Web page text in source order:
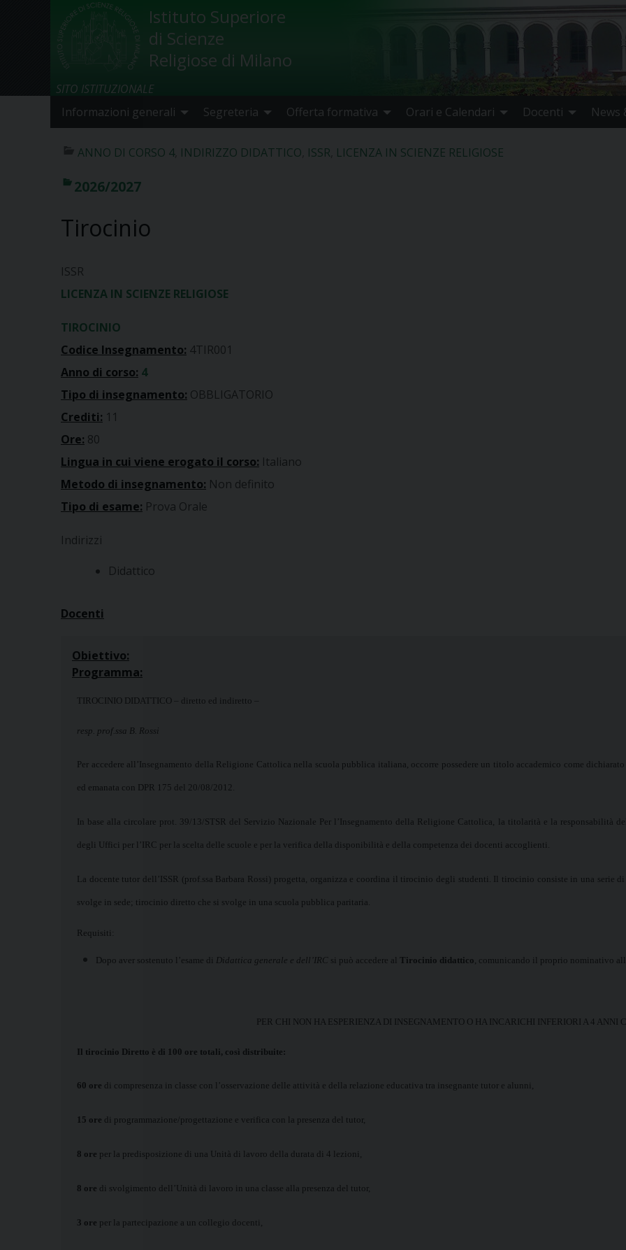
Istituto Superiore
di Scienze
Religiose di Milano
SITO ISTITUZIONALE
Informazioni generali
Segreteria Offerta formativa Orari e Calendari Docenti News
ANNO DI CORSO 4, INDIRIZZO DIDATTICO ISSR LICENZA IN SCIENZE RELIGIOSE
2026/2027
Tirocinio
ISSR
LICENZA IN SCIENZE RELIGIOSE
TIROCINIO
Codice Insegnamento: 4TIR001
Anno di corso: 4
Tipo di insegnamento: OBBLIGATORIO
Crediti: 11
Ore: 80
Lingua in cui viene erogato il corso: Italiano
Metodo di insegnamento: Non definito
Tipo di esame: Prova Orale
Indirizzi
Didattico
Docenti
Obiettivo:
Programma:
TIROCINIO DIDATTICO – diretto ed indiretto –
resp. prof.ssa B. Rossi
Per accedere all’Insegnamento della Religione Cattolica nella scuola pubblica italiana, occorre possedere un titolo accademico come
ed emanata con DPR 175 del 20/08/2012.
In base alla circolare prot. 39/13/STSR del Servizio Nazionale Per l’Insegnamento della Religione Cattolica, la titolarità e la responsabilità
degli Uffici per l’IRC per la scelta delle scuole e per la verifica della disponibilità e della competenza dei docenti accoglienti.
La docente tutor dell’ISSR (prof.ssa Barbara Rossi) progetta, organizza e coordina il tirocinio degli studenti. Il tirocinio consiste in una
svolge in sede; tirocinio diretto che si svolge in una scuola pubblica paritaria.
Requisiti:
Dopo aver sostenuto l’esame di Didattica generale e dell’IRC si può accedere al Tirocinio didattico, comunicando il proprio nominativo
PER CHI NON HA ESPERIENZA DI INSEGNAMENTO O HA INCARICHI INFERIORI A 4 ANNI
Il tirocinio Diretto è di 100 ore totali, così distribuite:
60 ore di compresenza in classe con l’osservazione delle attività e della relazione educativa tra insegnante tutor e alunni,
15 ore di programmazione/progettazione e verifica con la presenza del tutor,
8 ore per la predisposizione di una Unità di lavoro della durata di 4 lezioni,
8 ore di svolgimento dell’Unità di lavoro in una classe alla presenza del tutor,
3 ore per la partecipazione a un collegio docenti,